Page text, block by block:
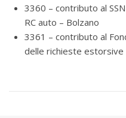
3360 – contributo al
RC auto – Bolzano
3361 – contributo al
delle richieste estorsive